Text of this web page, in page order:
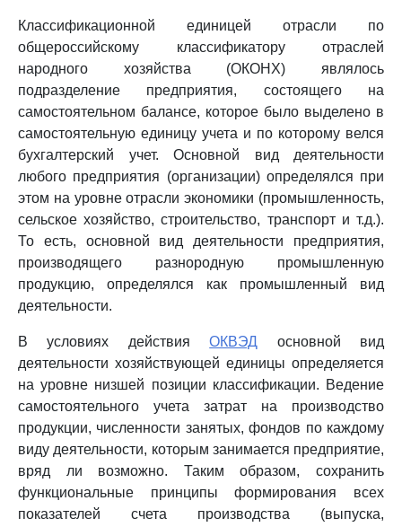
Классификационной единицей отрасли по
общероссийскому классификатору отраслей
народного хозяйства (ОКОНХ) являлось
подразделение предприятия, состоящего на
самостоятельном балансе, которое было выделено в
самостоятельную единицу учета и по которому велся
бухгалтерский учет. Основной вид деятельности
любого предприятия (организации) определялся при
этом на уровне отрасли экономики (промышленность,
сельское хозяйство, строительство, транспорт и т.д.).
То есть, основной вид деятельности предприятия,
производящего разнородную промышленную
продукцию, определялся как промышленный вид
деятельности.
В условиях действияОКВЭД основной вид
деятельности хозяйствующей единицы определяется
на уровне низшей позиции классификации. Ведение
самостоятельного учета затрат на производство
продукции, численности занятых, фондов по каждому
виду деятельности, которым занимается предприятие,
вряд ли возможно. Таким образом, сохранить
функциональные принципы формирования всех
показателей счета производства (выпуска,